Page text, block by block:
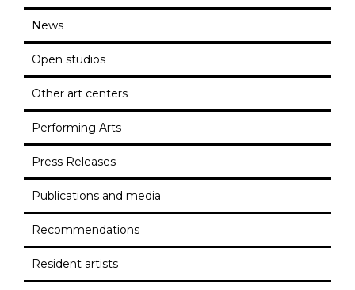
News
Open studios
Other art centers
Performing Arts
Press Releases
Publications and media
Recommendations
Resident artists